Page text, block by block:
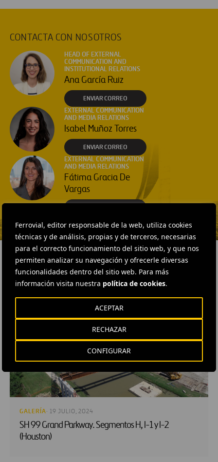
Ferrovial, editor responsable de la web, utiliza cookies
técnicas y de análisis, propias y de terceros, necesarias
para el correcto funcionamiento del sitio web, y que nos
permiten analizar su navegación y ofrecerle diversas
funcionalidades dentro del sitio web. Para más
información visita nuestra política de cookies.
CONFIGURAR
RECHAZAR
ACEPTAR
CONTACTA CON NOSOTROS
HEAD OF EXTERNAL
COMMUNICATION AND
INSTITUTIONAL RELATIONS
Ana García Ruiz
ENVIAR CORREO
EXTERNAL COMMUNICATION
AND MEDIA RELATIONS
Isabel Muñoz Torres
ENVIAR CORREO
EXTERNAL COMMUNICATION
AND MEDIA RELATIONS
Fátima Gracia De
Vargas
RELACIONADOS
GALERÍA· 19 JULIO, 2024
SH 99 Grand Parkway. Segmentos H, I-1 y I-2
(Houston)